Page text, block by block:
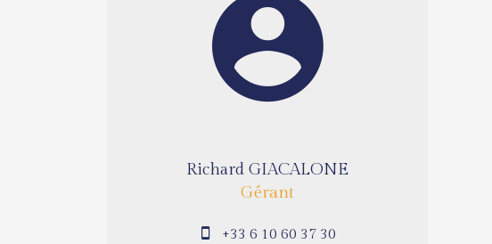
Richard GIACALONE
Gérant
+33 6 10 60 37 30